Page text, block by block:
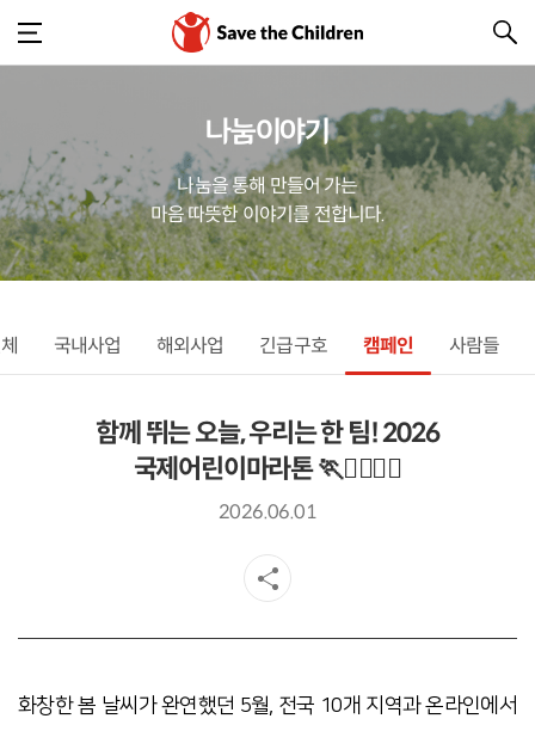
나눔이야기
나눔을 통해 만들어 가는
마음 따뜻한 이야기를 전합니다.
국내사업 해외사업 긴급구호 캠페인 사람들
함께 뛰는 오늘, 우리는 한 팀! 2026
국제어린이마라톤 🏃🏃‍♀️🏃‍♂️
2026.06.01
화창한 봄 날씨가 완연했던 5월, 전국 10개 지역과 온라인에서